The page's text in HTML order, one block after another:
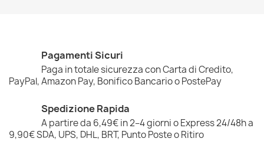
Pagamenti Sicuri
Paga in totale sicurezza con Carta di Credito,
PayPal, Amazon Pay, Bonifico Bancario o PostePay
Spedizione Rapida
A partire da 6,49€ in 2–4 giorni o Express 24/48h a
9,90€ SDA, UPS, DHL, BRT, Punto Poste o Ritiro